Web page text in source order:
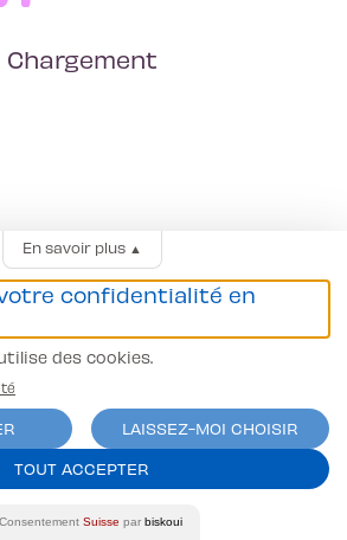
Chargement
En savoir plus▲
confidentialité en
des cookies.
LAISSEZ-MOI CHOISIR
TOUT ACCEPTER
Suisse par biskoui